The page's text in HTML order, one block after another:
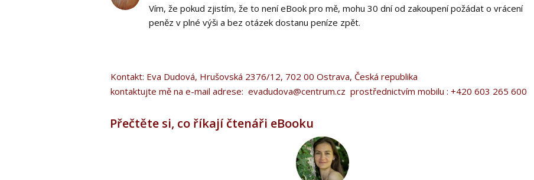
Vím, že pokud zjistím, že to není eBook pro mě, mohu 30 dní od zakoupení požádat o vrácení
peněz v plné výši a bez otázek dostanu peníze zpět.
Kontakt: Eva Dudová, Hrušovská 2376/12, 702 00 Ostrava, Česká republika
kontaktujte mě na e-mail adrese: evadudova@centrum.cz prostřednictvím mobilu : +420 603 265 600
Přečtěte si, co říkají čtenáři eBooku